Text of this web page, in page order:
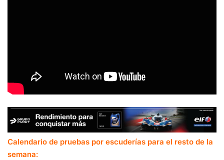
Calendario de pruebas por escuderías para el resto de la
semana: